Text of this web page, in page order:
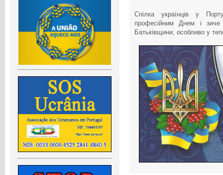
Спілка українців у
професійним Днем і зиче
Батьківщини, особливо у